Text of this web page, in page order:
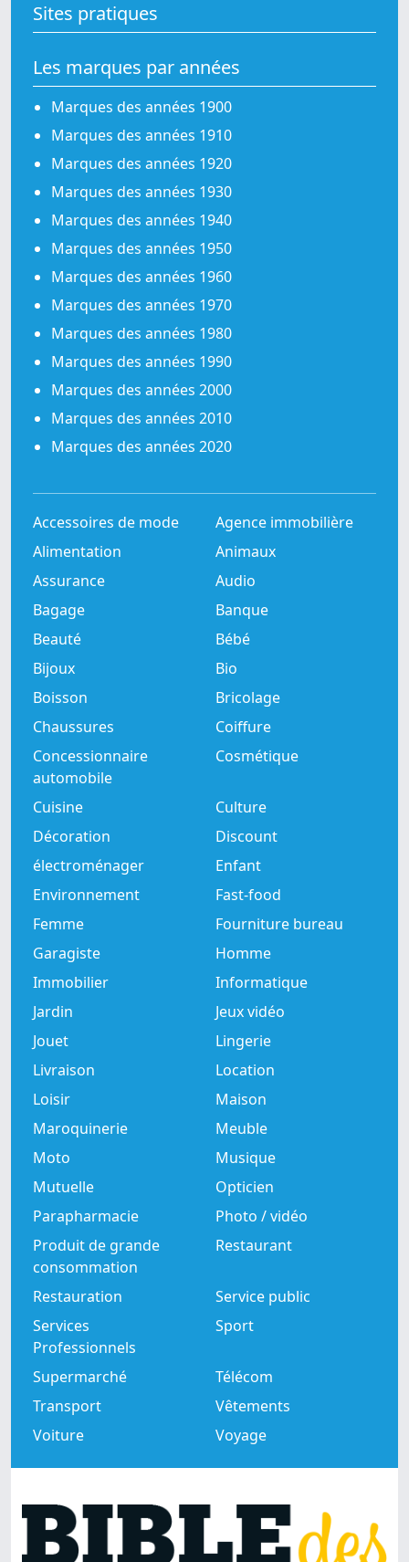
Sites pratiques
Les marques par années
Marques des années 1900
Marques des années 1910
Marques des années 1920
Marques des années 1930
Marques des années 1940
Marques des années 1950
Marques des années 1960
Marques des années 1970
Marques des années 1980
Marques des années 1990
Marques des années 2000
Marques des années 2010
Marques des années 2020
Accessoires de mode
Agence immobilière
Alimentation
Animaux
Assurance
Audio
Bagage
Banque
Beauté
Bébé
Bijoux
Bio
Boisson
Bricolage
Chaussures
Coiffure
Concessionnaire
automobile
Cosmétique
Cuisine
Culture
Décoration
Discount
électroménager
Enfant
Environnement
Fast-food
Femme
Fourniture bureau
Garagiste
Homme
Immobilier
Informatique
Jardin
Jeux vidéo
Jouet
Lingerie
Livraison
Location
Loisir
Maison
Maroquinerie
Meuble
Moto
Musique
Mutuelle
Opticien
Parapharmacie
Photo / vidéo
Produit de grande
consommation
Restaurant
Restauration
Service public
Services
Professionnels
Sport
Supermarché
Télécom
Transport
Vêtements
Voiture
Voyage